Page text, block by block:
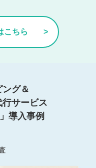
こちら
グ＆
サービス
」導入事例